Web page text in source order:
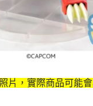
片，實際商品可能